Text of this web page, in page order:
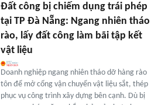
Đất công bị chiếm dụng trái phép
tại TP Đà Nẵng: Ngang nhiên tháo
rào, lấy đất công làm bãi tập kết
vật liệu
Doanh nghiệp ngang nhiên tháo dỡ hàng rào
tôn để mở cổng vận chuyển vật liệu sắt, thép
phục vụ công trình xây dựng bên cạnh. Dù bị